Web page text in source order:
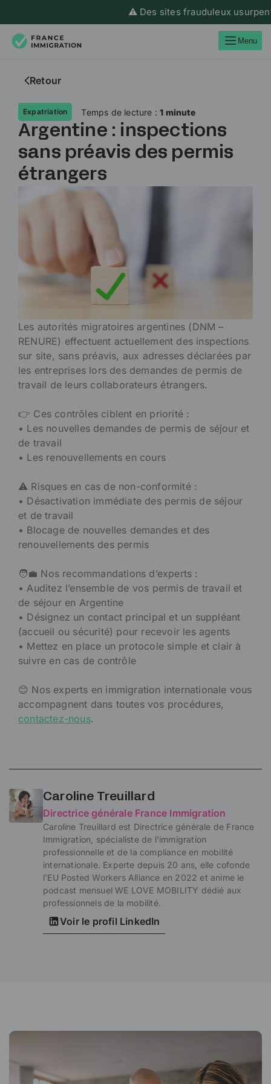
⚠️ Des sites frauduleux usurpent
Menu
Retour
Expatriation Temps de lecture :1 minute
Argentine : inspections
sans préavis des permis
étrangers
Les autorités migratoires argentines (DNM –
RENURE) effectuent actuellement des inspections
sur site, sans préavis, aux adresses déclarées par
les entreprises lors des demandes de permis de
travail de leurs collaborateurs étrangers.
👉 Ces contrôles ciblent en priorité :
• Les nouvelles demandes de permis de séjour et
de travail
• Les renouvellements en cours
⚠️ Risques en cas de non-conformité :
• Désactivation immédiate des permis de séjour
et de travail
• Blocage de nouvelles demandes et des
renouvellements des permis
🧑‍💼 Nos recommandations d’experts :
• Auditez l’ensemble de vos permis de travail et
de séjour en Argentine
• Désignez un contact principal et un suppléant
(accueil ou sécurité) pour recevoir les agents
• Mettez en place un protocole simple et clair à
suivre en cas de contrôle
😊 Nos experts en immigration internationale vous
accompagnent dans toutes vos procédures,
contactez-nous.
Caroline Treuillard
Directrice générale France Immigration
Caroline Treuillard est Directrice générale de France
Immigration, spécialiste de l'immigration
professionnelle et de la compliance en mobilité
internationale. Experte depuis 20 ans, elle cofonde
l'EU Posted Workers Alliance en 2022 et anime le
podcast mensuel WE LOVE MOBILITY dédié aux
professionnels de la mobilité.
Voir le profil LinkedIn